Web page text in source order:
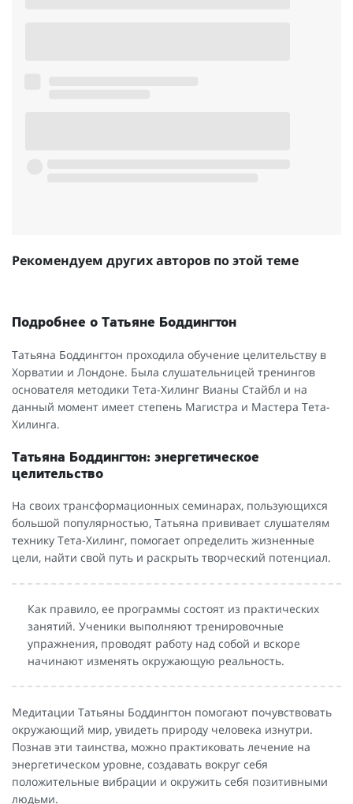
Рекомендуем других авторов по этой теме
Подробнее о Татьяне Боддингтон
Татьяна Боддингтон проходила обучение целительству в
Хорватии и Лондоне. Была слушательницей тренингов
основателя методики Тета-Хилинг Вианы Стайбл и на
данный момент имеет степень Магистра и Мастера Тета-
Хилинга.
Татьяна Боддингтон: энергетическое
целительство
На своих трансформационных семинарах, пользующихся
большой популярностью, Татьяна прививает слушателям
технику Тета-Хилинг, помогает определить жизненные
цели, найти свой путь и раскрыть творческий потенциал.
Как правило, ее программы состоят из практических
занятий. Ученики выполняют тренировочные
упражнения, проводят работу над собой и вскоре
начинают изменять окружающую реальность.
Медитации Татьяны Боддингтон помогают почувствовать
окружающий мир, увидеть природу человека изнутри.
Познав эти таинства, можно практиковать лечение на
энергетическом уровне, создавать вокруг себя
положительные вибрации и окружить себя позитивными
людьми.